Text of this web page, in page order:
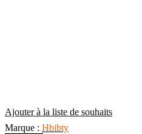
Ajouter à la liste de souhaits
Hbibty